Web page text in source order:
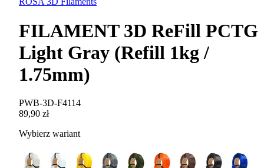
FILAMENT 3D ReFill PCTG
Light Gray (Refill 1kg /
1.75mm)
PWB-3D-F4114
89,90 zł
Wybierz wariant